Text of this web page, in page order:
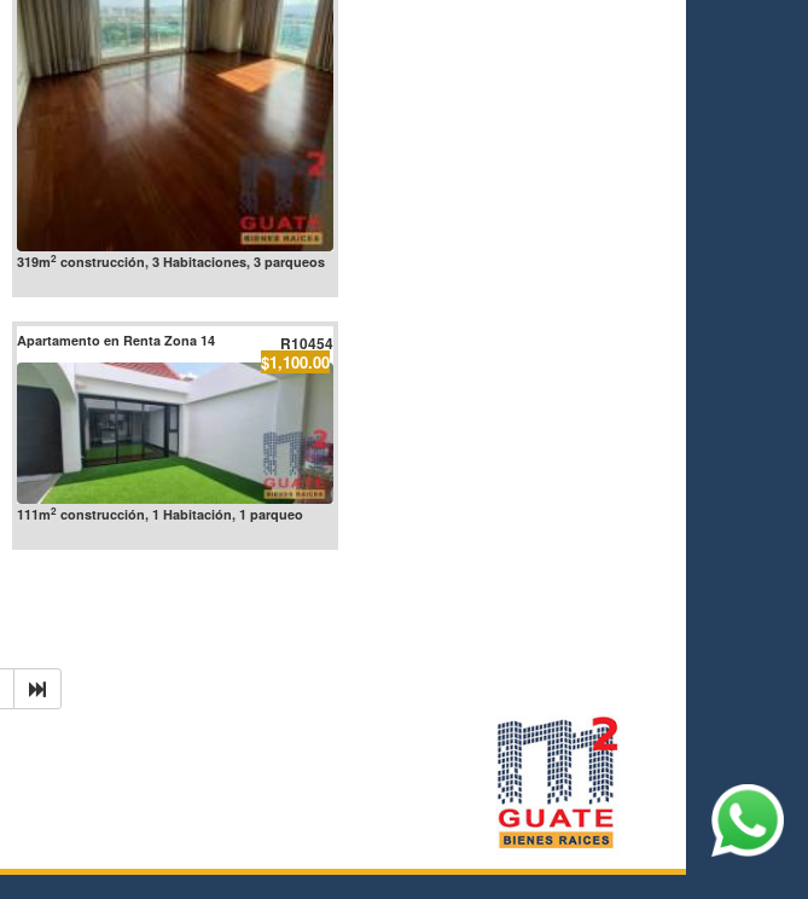
319m2 construcción, 3 Habitaciones, 3 parqueos
Apartamento en Renta Zona 14 R10454
$1,100.00
111m2 construcción, 1 Habitación, 1 parqueo